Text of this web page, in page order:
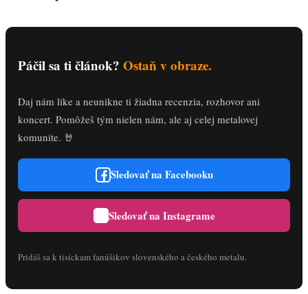
Páčil sa ti článok? Ostaň v obraze.
Daj nám like a neunikne ti žiadna recenzia, rozhovor ani
koncert. Pomôžeš tým nielen nám, ale aj celej metalovej
komunite. 🤘
Sledovať na Facebooku
Sledovať na Instagrame
Pridáš sa k tisíckam fanúšikov slovenského a českého metalu.